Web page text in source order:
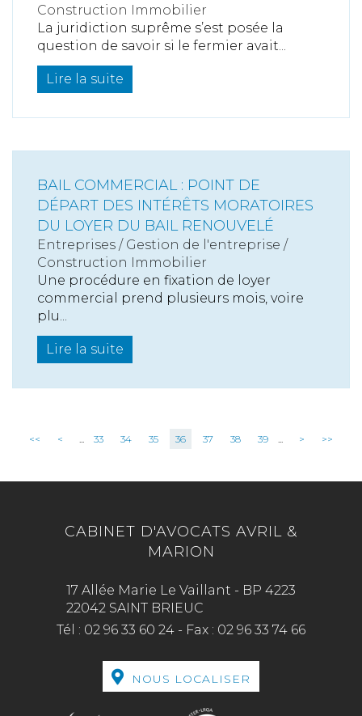
Construction Immobilier
La juridiction suprême s’est posée la
question de savoir si le fermier avait...
Lire la suite
BAIL COMMERCIAL : POINT DE
DÉPART DES INTÉRÊTS MORATOIRES
DU LOYER DU BAIL RENOUVELÉ
Entreprises / Gestion de l'entreprise /
Construction Immobilier
Une procédure en fixation de loyer
commercial prend plusieurs mois, voire
plu...
Lire la suite
<< < 33 34 35 36 37 38 39 > >>
CABINET D'AVOCATS AVRIL &
MARION
17 Allée Marie Le Vaillant - BP 4223
22042 SAINT BRIEUC
Tél : 02 96 33 60 24 - Fax : 02 96 33 74 66
NOUS LOCALISER